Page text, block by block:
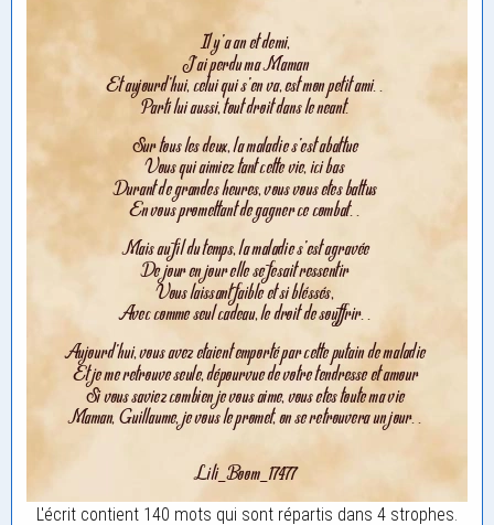
L'écrit contient 140 mots qui sont répartis dans 4 strophes.